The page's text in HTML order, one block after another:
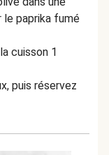
paprika fumé
cuisson 1
puis réservez